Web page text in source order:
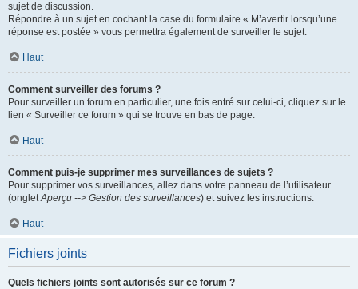
sujet de discussion.
Répondre à un sujet en cochant la case du formulaire « M’avertir lorsqu’une
réponse est postée » vous permettra également de surveiller le sujet.
Haut
Comment surveiller des forums ?
Pour surveiller un forum en particulier, une fois entré sur celui-ci, cliquez sur le
lien « Surveiller ce forum » qui se trouve en bas de page.
Haut
Comment puis-je supprimer mes surveillances de sujets ?
Pour supprimer vos surveillances, allez dans votre panneau de l’utilisateur
(ongletAperçu --> Gestion des surveillances) et suivez les instructions.
Haut
Fichiers joints
Quels fichiers joints sont autorisés sur ce forum ?